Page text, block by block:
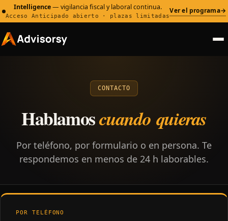
Intelligence— vigilancia fiscal y laboral continua.
Acceso Anticipado abierto · plazas limitadas
Ver el programa→
CONTACTO
Hablamoscuando quieras
Por teléfono, por formulario o en persona. Te
respondemos en menos de 24 h laborables.
POR TELÉFONO